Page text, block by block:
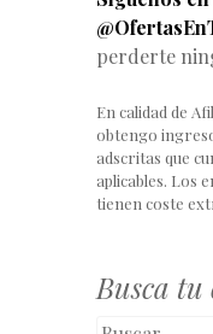
perderte
En calidad de
obtengo
adscritas que
aplicables. Los
tienen coste
Busca
Buscar